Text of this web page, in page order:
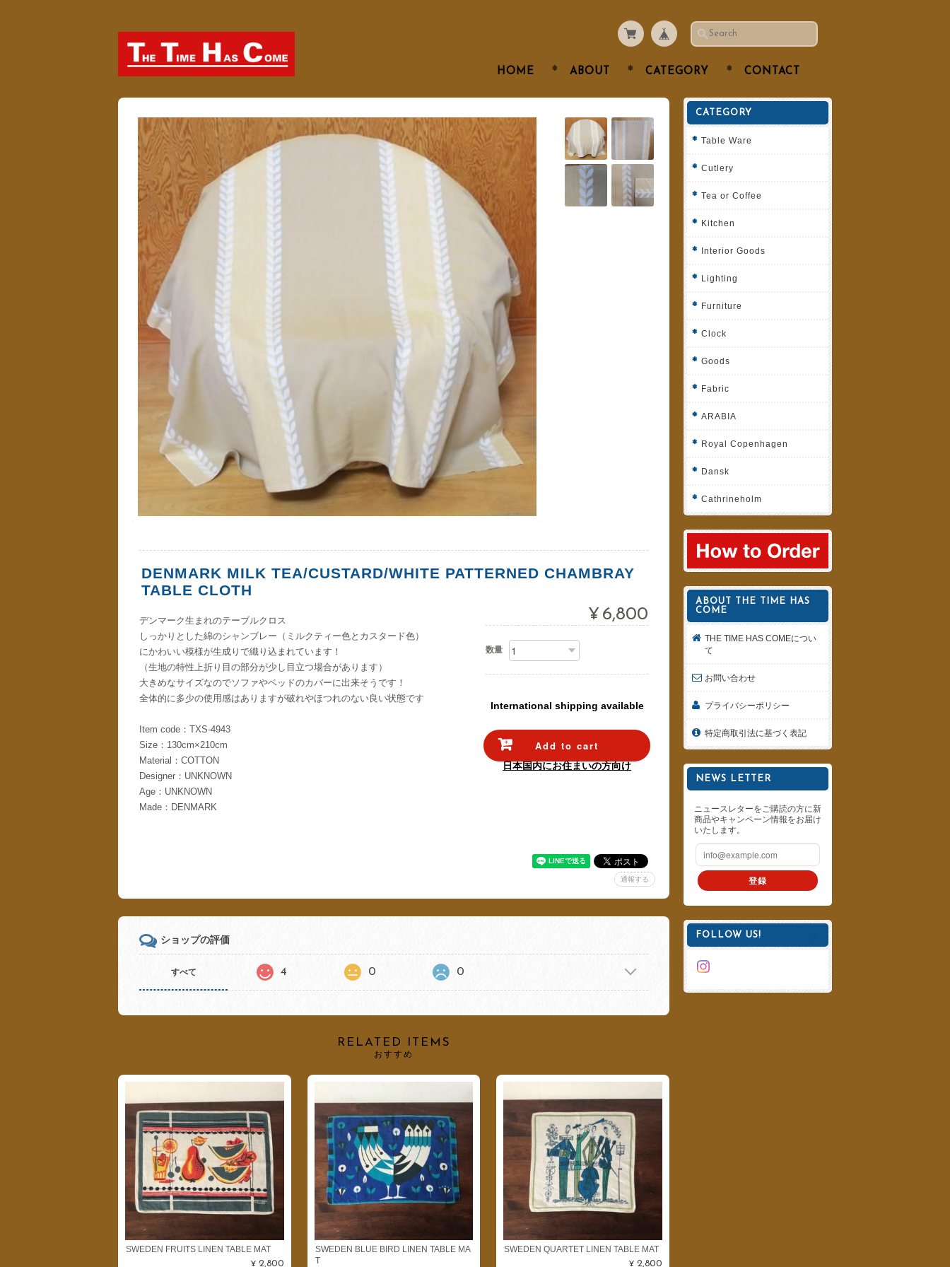
HOME ABOUT CATEGORY CONTACT
DENMARK MILK TEA/CUSTARD/WHITE PATTERNED CHAMBRAY
TABLE CLOTH
デンマーク生まれのテーブルクロス
しっかりとした綿のシャンブレー（ミルクティー色とカスタード色）
にかわいい模様が生成りで織り込まれています！
（生地の特性上折り目の部分が少し目立つ場合があります）
大きめなサイズなのでソファやベッドのカバーに出来そうです！
全体的に多少の使用感はありますが破れやほつれのない良い状態です
Item code：TXS-4943
Size：130cm×210cm
Material：COTTON
Designer：UNKNOWN
Age：UNKNOWN
Made：DENMARK
¥6,800
数量
International shipping available
Add to cart
日本国内にお住まいの方向け
通報する
ショップの評価
すべて 4 0 0
RELATED ITEMS
おすすめ
SWEDEN FRUITS LINEN TABLE MAT
¥2,800
SWEDEN BLUE BIRD LINEN TABLE MA
T
SWEDEN QUARTET LINEN TABLE MAT
¥2,800
CATEGORY
Table Ware
Cutlery
Tea or Coffee
Kitchen
Interior Goods
Lighting
Furniture
Clock
Goods
Fabric
ARABIA
Royal Copenhagen
Dansk
Cathrineholm
ABOUT THE TIME HAS
COME
THE TIME HAS COMEについ
て
お問い合わせ
プライバシーポリシー
特定商取引法に基づく表記
NEWS LETTER
ニュースレターをご購読の方に新
商品やキャンペーン情報をお届け
いたします。
登録
FOLLOW US!